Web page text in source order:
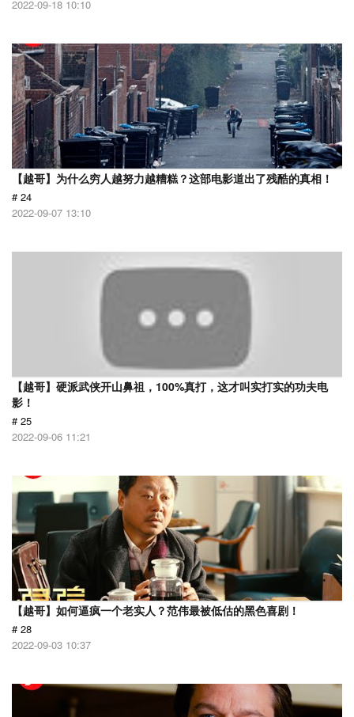
2022-09-18 10:10
【越哥】为什么穷人越努力越糟糕？这部电影道出了残酷的真相！
# 24
2022-09-07 13:10
【越哥】硬派武侠开山鼻祖，100%真打，这才叫实打实的功夫电
影！
# 25
2022-09-06 11:21
【越哥】如何逼疯一个老实人？范伟最被低估的黑色喜剧！
# 28
2022-09-03 10:37